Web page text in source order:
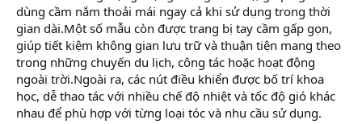
dùng cầm nắm thoải mái ngay cả khi sử dụng trong thời
gian dài.Một số mẫu còn được trang bị tay cầm gấp gọn,
giúp tiết kiệm không gian lưu trữ và thuận tiện mang theo
trong những chuyến du lịch, công tác hoặc hoạt động
ngoài trời.Ngoài ra, các nút điều khiển được bố trí khoa
học, dễ thao tác với nhiều chế độ nhiệt và tốc độ gió khác
nhau để phù hợp với từng loại tóc và nhu cầu sử dụng.